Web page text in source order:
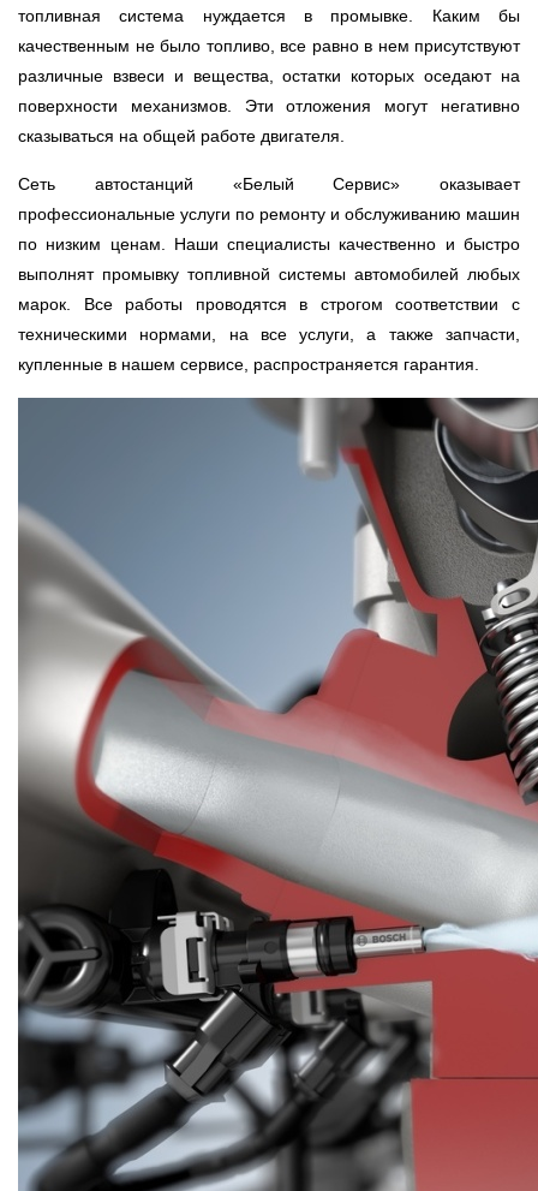
Петрозаводск
Ростов-на-Дону
Самара
Санкт-Петербург
Саратов
Солнцево
Ульяновск
Чебоксары
Челябинск
Череповец
Ярославль
топливная система нуждается в промывке. Каким бы
качественным не было топливо, все равно в нем присутствуют
различные взвеси и вещества, остатки которых оседают на
поверхности механизмов. Эти отложения могут негативно
сказываться на общей работе двигателя.
Сеть автостанций «Белый Сервис» оказывает
профессиональные услуги по ремонту и обслуживанию машин
по низким ценам. Наши специалисты качественно и быстро
выполнят промывку топливной системы автомобилей любых
марок. Все работы проводятся в строгом соответствии с
техническими нормами, на все услуги, а также запчасти,
купленные в нашем сервисе, распространяется гарантия.